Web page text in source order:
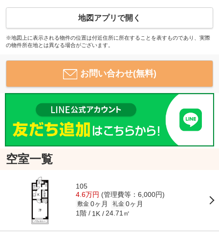
地図アプリで開く
※地図上に表示される物件の位置は付近住所に所在することを表すものであり、実際
の物件所在地とは異なる場合がございます。
お問い合わせ(無料)
空室一覧
105
4.6万円 (管理費等：6,000円)
敷金 0ヶ月 礼金 0ヶ月
1階 1K 24.71㎡